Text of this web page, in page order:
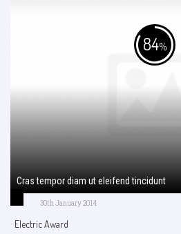
84%
Cras tempor diam ut eleifend tincidunt
30th January 2014
Electric Award